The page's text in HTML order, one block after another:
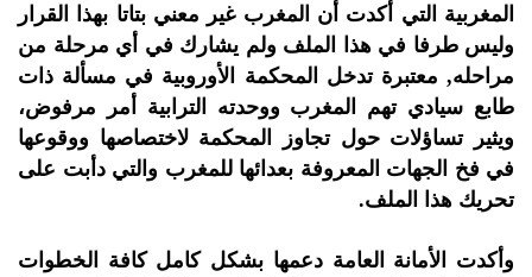
المغربية التي أكدت أن المغرب غير معني بتاتا بهذا القرار
وليس طرفا في هذا الملف ولم يشارك في أي مرحلة من
مراحله, معتبرة تدخل المحكمة الأوروبية في مسألة ذات
طابع سيادي تهم المغرب ووحدته الترابية أمر مرفوض،
ويثير تساؤلات حول تجاوز المحكمة لاختصاصها ووقوعها
في فخ الجهات المعروفة بعدائها للمغرب والتي دأبت على
تحريك هذا الملف.
وأكدت الأمانة العامة دعمها بشكل كامل كافة الخطوات